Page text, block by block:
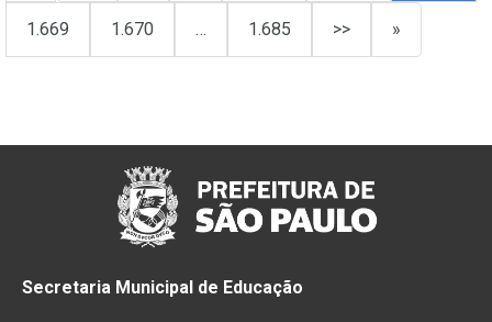
1.669 1.670 … 1.685 >> »
Secretaria Municipal de Educação